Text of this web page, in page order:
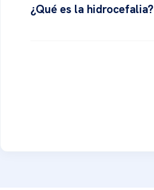
¿Qué es la hidrocefalia?